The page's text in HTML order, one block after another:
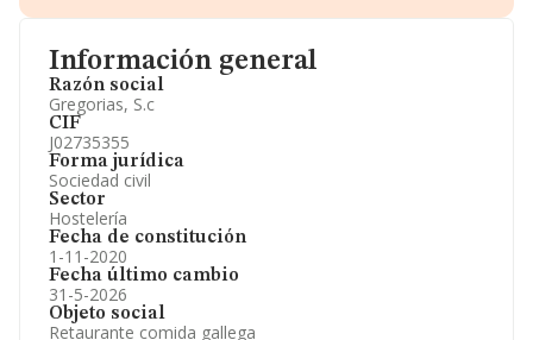
Información general
Razón social
Gregorias, S.c
CIF
J02735355
Forma jurídica
Sociedad civil
Sector
Hostelería
Fecha de constitución
1-11-2020
Fecha último cambio
31-5-2026
Objeto social
Retaurante comida gallega
Información oficial y registral complementaria.